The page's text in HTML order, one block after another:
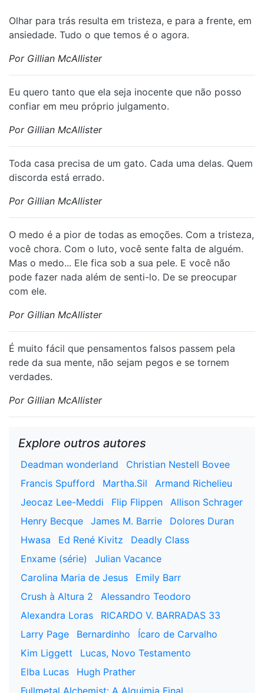
Olhar para trás resulta em tristeza, e para a frente, em
ansiedade. Tudo o que temos é o agora.
Por Gillian McAllister
Eu quero tanto que ela seja inocente que não posso
confiar em meu próprio julgamento.
Por Gillian McAllister
Toda casa precisa de um gato. Cada uma delas. Quem
discorda está errado.
Por Gillian McAllister
O medo é a pior de todas as emoções. Com a tristeza,
você chora. Com o luto, você sente falta de alguém.
Mas o medo... Ele fica sob a sua pele. E você não
pode fazer nada além de senti-lo. De se preocupar
com ele.
Por Gillian McAllister
É muito fácil que pensamentos falsos passem pela
rede da sua mente, não sejam pegos e se tornem
verdades.
Por Gillian McAllister
Explore outros autores
Deadman wonderland
Christian Nestell Bovee
Francis Spufford
Martha.Sil
Armand Richelieu
Jeocaz Lee-Meddi
Flip Flippen
Allison Schrager
Henry Becque
James M. Barrie
Dolores Duran
Hwasa
Ed René Kivitz
Deadly Class
Enxame (série)
Julian Vacance
Carolina Maria de Jesus
Emily Barr
Crush à Altura 2
Alessandro Teodoro
Alexandra Loras
RICARDO V. BARRADAS 33
Larry Page
Bernardinho
Ícaro de Carvalho
Kim Liggett
Lucas, Novo Testamento
Elba Lucas
Hugh Prather
Fullmetal Alchemist: A Alquimia Final